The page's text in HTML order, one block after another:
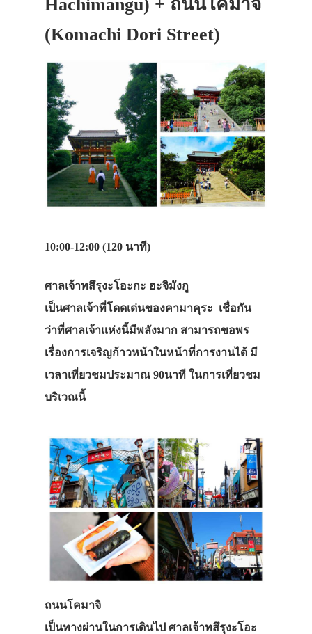
Hachimangu) + ถนนโคมาจิ
(Komachi Dori Street)
10:00-12:00 (120 นาที)
ศาลเจ้าทสึรุงะโอะกะ ฮะจิมังกู
เป็นศาลเจ้าที่โดดเด่นของคามาคุระ เชื่อกัน
ว่าที่ศาลเจ้าแห่งนี้มีพลังมาก สามารถขอพร
เรื่องการเจริญก้าวหน้าในหน้าที่การงานได้ มี
เวลาเที่ยวชมประมาณ 90นาที ในการเที่ยวชม
บริเวณนี้
ถนนโคมาจิ
เป็นทางผ่านในการเดินไป ศาลเจ้าทสึรุงะโอะ